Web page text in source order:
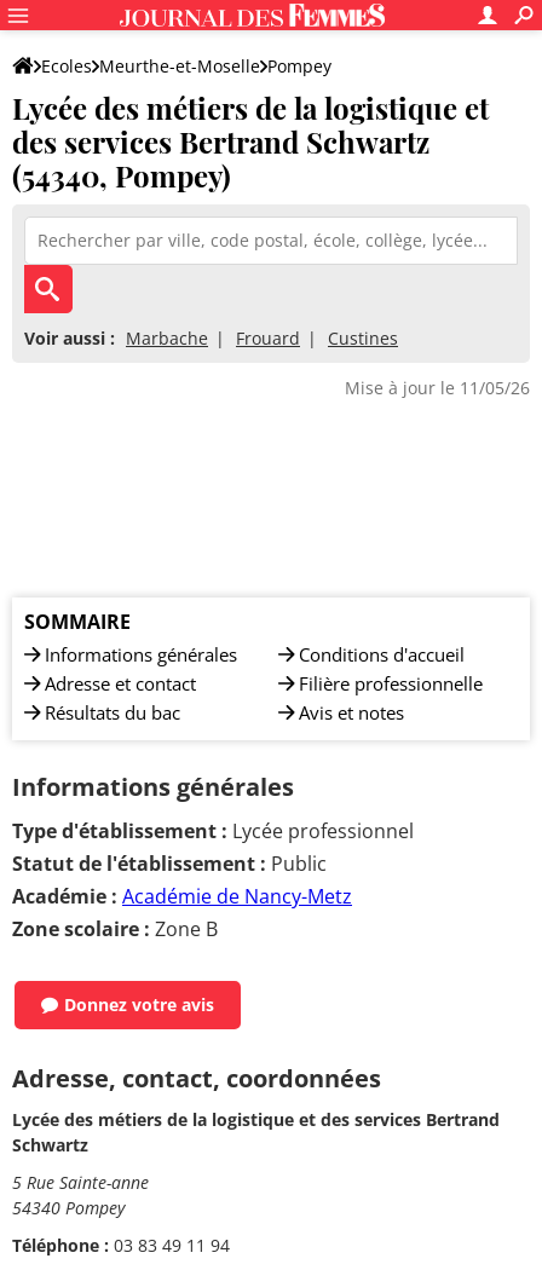
Ecoles Meurthe-et-Moselle Pompey
Lycée des métiers de la logistique et des services Bertrand
Lycée des métiers de la logistique et
des services Bertrand Schwartz
(54340, Pompey)
Voir aussi : Marbache Frouard Custines
Mise à jour le 11/05/26
SOMMAIRE
Informations générales
Adresse et contact
Résultats du bac
Conditions d'accueil
Filière professionnelle
Avis et notes
Informations générales
Type d'établissement : Lycée professionnel
Statut de l'établissement : Public
Académie : Académie de Nancy-Metz
Zone scolaire : Zone B
Donnez votre avis
Adresse, contact, coordonnées
Lycée des métiers de la logistique et des services Bertrand
Schwartz
5 Rue Sainte-anne
54340 Pompey
Téléphone : 03 83 49 11 94